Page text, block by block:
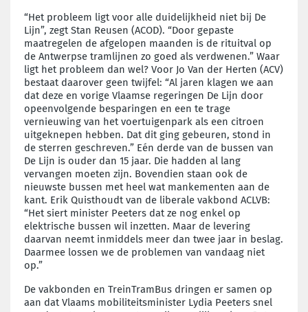
“Het probleem ligt voor alle duidelijkheid niet bij De
Lijn”, zegt Stan Reusen (ACOD). “Door gepaste
maatregelen de afgelopen maanden is de rituitval op
de Antwerpse tramlijnen zo goed als verdwenen.” Waar
ligt het probleem dan wel? Voor Jo Van der Herten (ACV)
bestaat daarover geen twijfel: “Al jaren klagen we aan
dat deze en vorige Vlaamse regeringen De Lijn door
opeenvolgende besparingen en een te trage
vernieuwing van het voertuigenpark als een citroen
uitgeknepen hebben. Dat dit ging gebeuren, stond in
de sterren geschreven.” Eén derde van de bussen van
De Lijn is ouder dan 15 jaar. Die hadden al lang
vervangen moeten zijn. Bovendien staan ook de
nieuwste bussen met heel wat mankementen aan de
kant. Erik Quisthoudt van de liberale vakbond ACLVB:
“Het siert minister Peeters dat ze nog enkel op
elektrische bussen wil inzetten. Maar de levering
daarvan neemt inmiddels meer dan twee jaar in beslag.
Daarmee lossen we de problemen van vandaag niet
op.”
De vakbonden en TreinTramBus dringen er samen op
aan dat Vlaams mobiliteitsminister Lydia Peeters snel